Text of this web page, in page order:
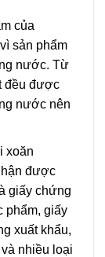
của
sản phẩm
nước. Từ
đều được
nước nên
xoăn
được
giấy chứng
phẩm, giấy
xuất khẩu,
nhiều loại